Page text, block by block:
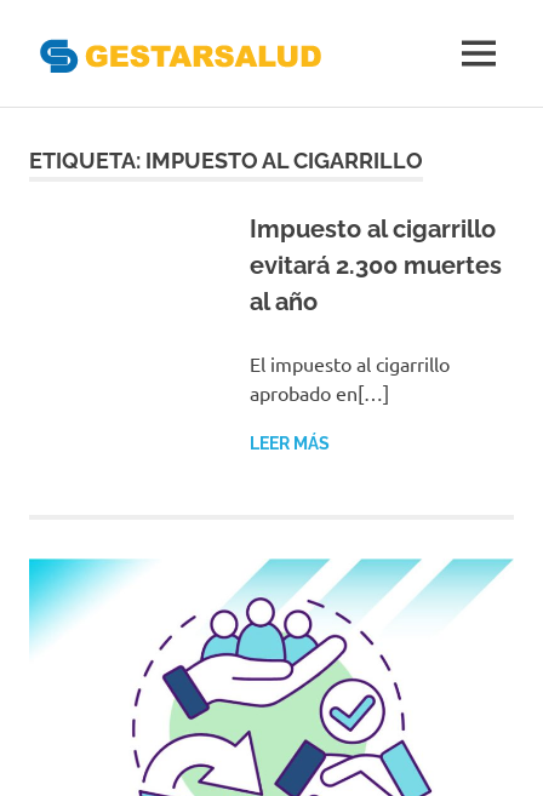
Gestoras
MENÚ
ETIQUETA: IMPUESTO AL CIGARRILLO
Impuesto al cigarrillo
evitará 2.300 muertes
al año
El impuesto al cigarrillo
aprobado en[…]
LEER MÁS